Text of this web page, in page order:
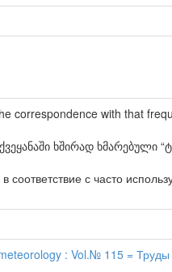
correspondence with that
ხშირად ხმარებული
соответствие с часто
: Vol.№ 115 = Труды